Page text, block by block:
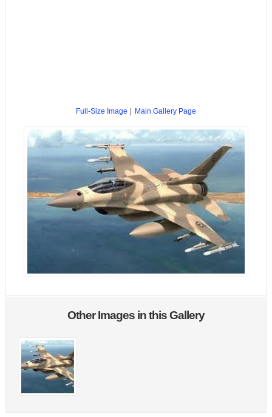
Full-Size Image Main Gallery Page
Other Images in this Gallery